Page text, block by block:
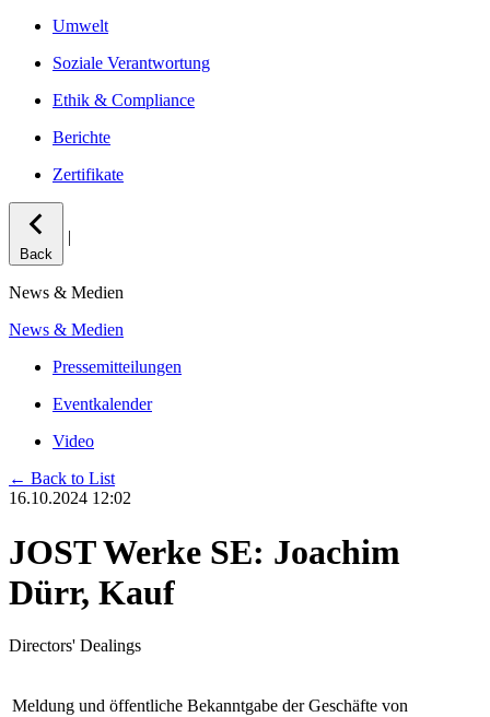
Umwelt
Soziale Verantwortung
Ethik & Compliance
Berichte
Zertifikate
Back
|
News & Medien
News & Medien
Pressemitteilungen
Eventkalender
Video
← Back to List
16.10.2024 12:02
JOST Werke SE: Joachim
Dürr, Kauf
Directors' Dealings
Meldung und öffentliche Bekanntgabe der Geschäfte von